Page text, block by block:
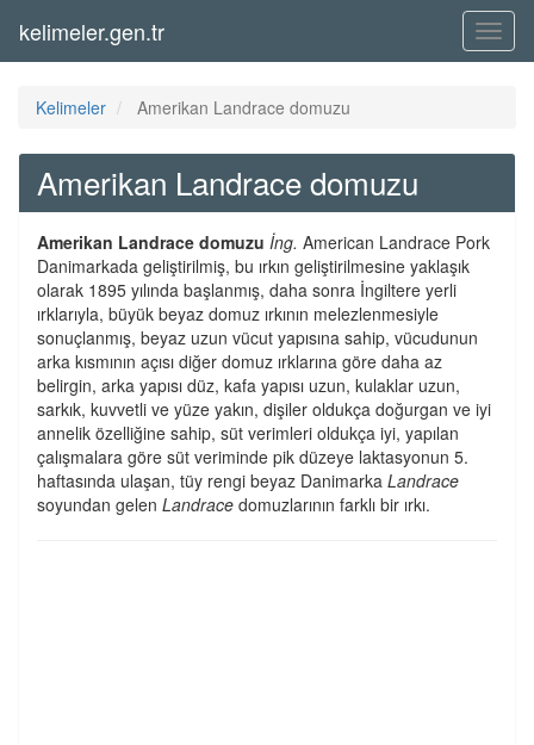
Menü
kelimeler.gen.tr
Kelimeler Amerikan Landrace domuzu
Amerikan Landrace domuzu
Amerikan Landrace domuzu İng. American Landrace Pork
Danimarkada geliştirilmiş, bu ırkın geliştirilmesine yaklaşık
olarak 1895 yılında başlanmış, daha sonra İngiltere yerli
ırklarıyla, büyük beyaz domuz ırkının melezlenmesiyle
sonuçlanmış, beyaz uzun vücut yapısına sahip, vücudunun
arka kısmının açısı diğer domuz ırklarına göre daha az
belirgin, arka yapısı düz, kafa yapısı uzun, kulaklar uzun,
sarkık, kuvvetli ve yüze yakın, dişiler oldukça doğurgan ve iyi
annelik özelliğine sahip, süt verimleri oldukça iyi, yapılan
çalışmalara göre süt veriminde pik düzeye laktasyonun 5.
haftasında ulaşan, tüy rengi beyaz Danimarka Landrace
soyundan gelen Landrace domuzlarının farklı bir ırkı.